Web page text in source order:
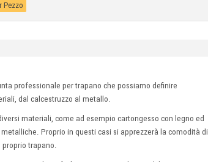
Pezzo
professionale per trapano che possiamo definire
dal calcestruzzo al metallo.
materiali, come ad esempio cartongesso con legno ed
Proprio in questi casi si apprezzerà la comodità di
trapano.